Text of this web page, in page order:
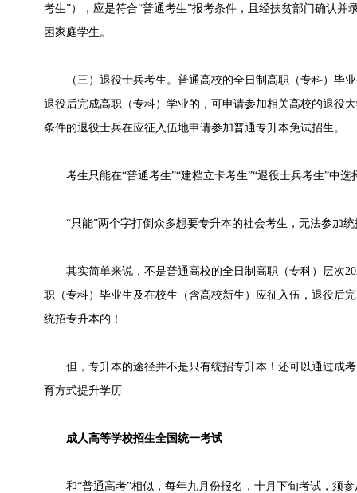
考生”），应是符合“普通考生”报考条件，且经扶贫部门确认并
困家庭学生。
（三）退役士兵考生。普通高校的全日制高职（专科）毕业
退役后完成高职（专科）学业的，可申请参加相关高校的退役
条件的退役士兵在应征入伍地申请参加普通专升本免试招生。
考生只能在“普通考生”“建档立卡考生”“退役士兵考生”中选
“只能”两个字打倒众多想要专升本的社会考生，无法参加统
其实简单来说，不是普通高校的全日制高职（专科）层次
职（专科）毕业生及在校生（含高校新生）应征入伍，退役后
统招专升本的！
但，专升本的途径并不是只有统招专升本！还可以通过成考
育方式提升学历
成人高等学校招生全国统一考试
和“普通高考”相似，每年九月份报名，十月下旬考试，须参